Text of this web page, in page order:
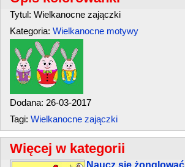
Tytul: Wielkanocne zajączki
Kategoria: Wielkanocne motywy
Dodana: 26-03-2017
Tagi: Wielkanocne zajączki
Więcej w kategorii
Naucz się żonglować